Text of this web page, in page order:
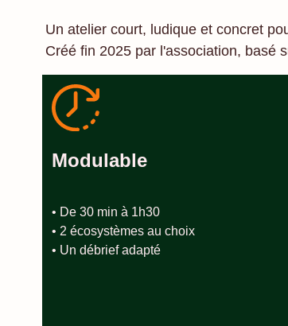
Un atelier court, ludique et concret
Créé fin 2025 par l'association, basé
Modulable
• De 30 min à 1h30
• 2 écosystèmes au choix
• Un débrief adapté